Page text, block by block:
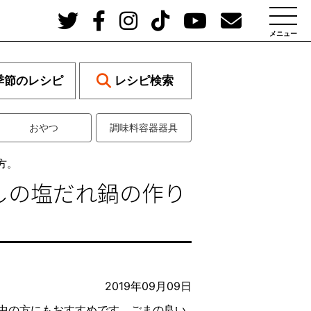
メニュー
節のレシピ レシピ検索
おやつ 調味料容器器具
塩だれ鍋の作り
2019年09月09日